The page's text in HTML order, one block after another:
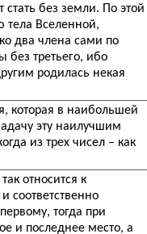
без земли. По этой
тела Вселенной,
два члена сами по
без третьего, ибо
родилась некая
которая в наибольшей
эту наилучшим
из трех чисел – как
относится к
соответственно
тогда при
и последнее место, а